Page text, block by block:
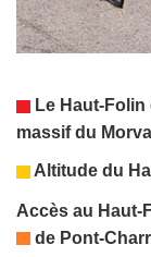
Le Haut-
massif du
Altitude du
Accès au Haut-
de Pont-